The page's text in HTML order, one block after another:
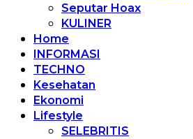
Seputar Hoax
KULINER
Home
INFORMASI
TECHNO
Kesehatan
Ekonomi
Lifestyle
SELEBRITIS